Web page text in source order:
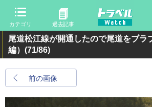
カテゴリ 過去記事
尾道松江線が開通したので尾道をブラ
編） (71/86)
前の画像